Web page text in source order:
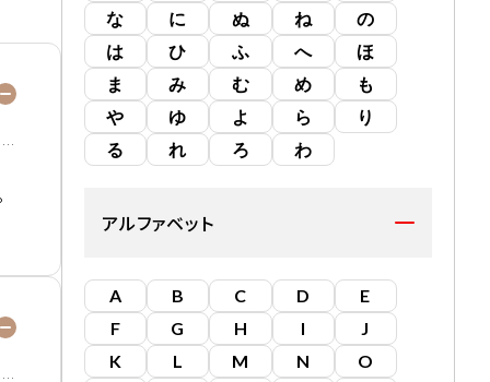
な
に ぬ ね
の
は
ひ ふ へ
ほ
ま
み む め
も
や
ゆ よ ら
り
る
れ ろ わ
アルファベット
A B C D
E
F
G H I
J
K
L M N
O